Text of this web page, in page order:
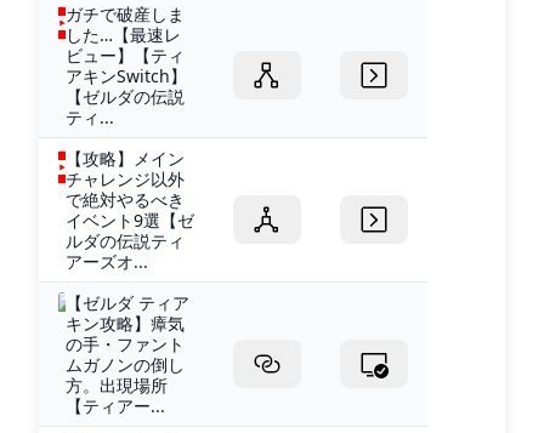
ガチで破産しま
した…【最速レ
ビュー】【ティ
アキンSwitch】
【ゼルダの伝説
ティ...
【攻略】メイン
チャレンジ以外
で絶対やるべき
イベント9選【ゼ
ルダの伝説ティ
アーズオ...
【ゼルダ ティア
キン攻略】瘴気
の手・ファント
ムガノンの倒し
方。出現場所
【ティアー...